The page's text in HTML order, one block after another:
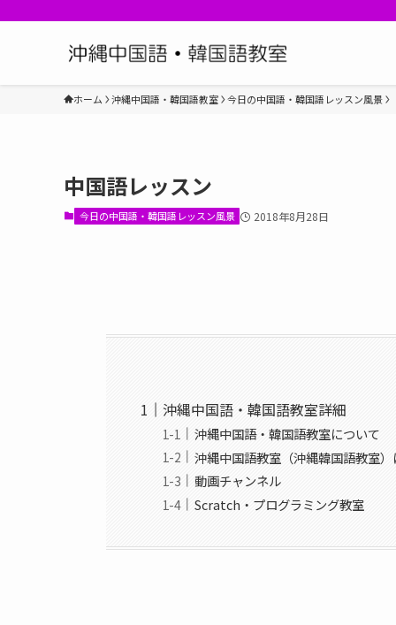
ホーム 沖縄中国語・韓国語教室 今日の中国語・韓国語レッスン風景
中国語レッスン
今日の中国語・韓国語レッスン風景 2018年8月28日
沖縄中国語・韓国語教室詳細
沖縄中国語・韓国語教室について
沖縄中国語教室（沖縄韓国語教室
動画チャンネル
Scratch・プログラミング教室